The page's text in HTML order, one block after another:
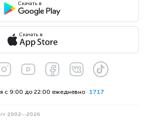
Скачать в
Скачать в
1717
с 9:00 до 22:00 ежедневно
2002—2026